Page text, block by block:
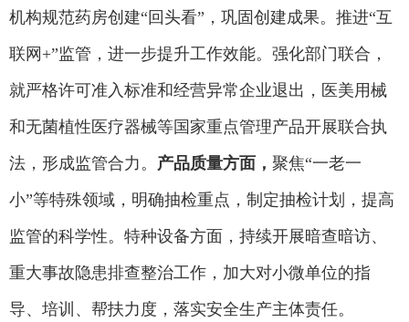
机构规范药房创建“回头看”，巩固创建成果。推进“互
联网+”监管，进一步提升工作效能。强化部门联合，
就严格许可准入标准和经营异常企业退出，医美用械
和无菌植性医疗器械等国家重点管理产品开展联合执
法，形成监管合力。 产品质量方面， 聚焦“一老一
小”等特殊领域，明确抽检重点，制定抽检计划，提高
监管的科学性。特种设备方面，持续开展暗查暗访、
重大事故隐患排查整治工作，加大对小微单位的指
导、培训、帮扶力度，落实安全生产主体责任。